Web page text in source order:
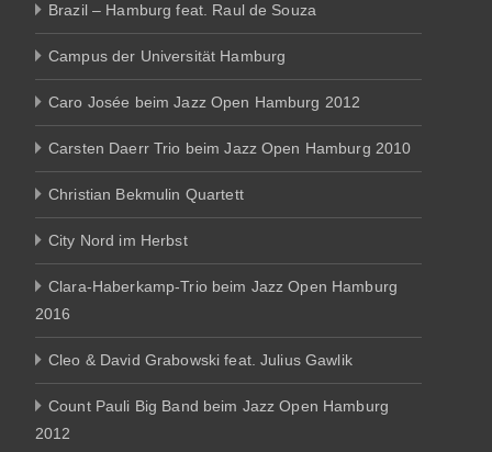
Brazil – Hamburg feat. Raul de Souza
Campus der Universität Hamburg
Caro Josée beim Jazz Open Hamburg 2012
Carsten Daerr Trio beim Jazz Open Hamburg 2010
Christian Bekmulin Quartett
City Nord im Herbst
Clara-Haberkamp-Trio beim Jazz Open Hamburg
2016
Cleo & David Grabowski feat. Julius Gawlik
Count Pauli Big Band beim Jazz Open Hamburg
2012